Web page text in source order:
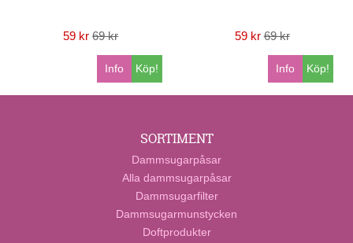
59 kr 69 kr
Köp!
Info
59 kr 69 kr
Köp!
Info
SORTIMENT
Dammsugarpåsar
Alla dammsugarpåsar
Dammsugarfilter
Dammsugarmunstycken
Doftprodukter